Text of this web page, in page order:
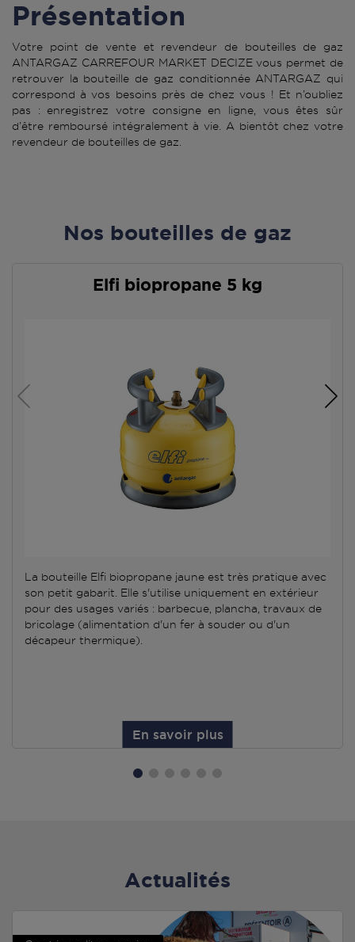
Présentation
Votre point de vente et revendeur de bouteilles de gaz
ANTARGAZ CARREFOUR MARKET DECIZE vous permet de
retrouver la bouteille de gaz conditionnée ANTARGAZ qui
correspond à vos besoins près de chez vous ! Et n’oubliez
pas : enregistrez votre consigne en ligne, vous êtes sûr
d’être remboursé intégralement à vie. A bientôt chez votre
revendeur de bouteilles de gaz.
Nos bouteilles de gaz
Elfi biopropane 5 kg
La bouteille Elfi biopropane jaune est très pratique avec
son petit gabarit. Elle s'utilise uniquement en extérieur
pour des usages variés : barbecue, plancha, travaux de
bricolage (alimentation d'un fer à souder ou d'un
décapeur thermique).
En savoir plus
Actualités